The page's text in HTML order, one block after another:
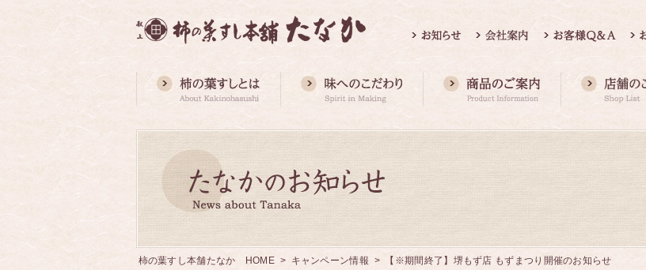
柿の葉すし本舗たなか HOME > キャンペーン情報 > 【※期間終了】堺もず店 もずまつり開催のお知らせ